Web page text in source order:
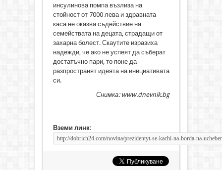
инсулинова помпа възлиза на
стойност от 7000 лева и здравната
каса не оказва съдействие на
семействата на децата, страдащи от
захарна болест. Скаутите изразиха
надежди, че ако не успеят да съберат
достатъчно пари, то поне да
разпространят идеята на инициативата
си.
Снимка: www.dnevnik.bg
Вземи линк: